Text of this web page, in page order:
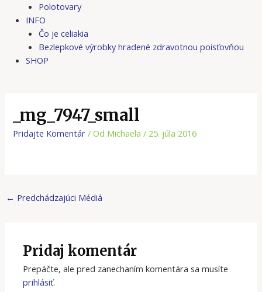
Polotovary
INFO
Čo je celiakia
Bezlepkové výrobky hradené zdravotnou poisťovňou
SHOP
_mg_7947_small
Pridajte Komentár / Od Michaela/ 25. júla 2016
← Predchádzajúci Médiá
Pridaj komentár
Prepáčte, ale pred zanechaním komentára sa musíte
prihlásiť.